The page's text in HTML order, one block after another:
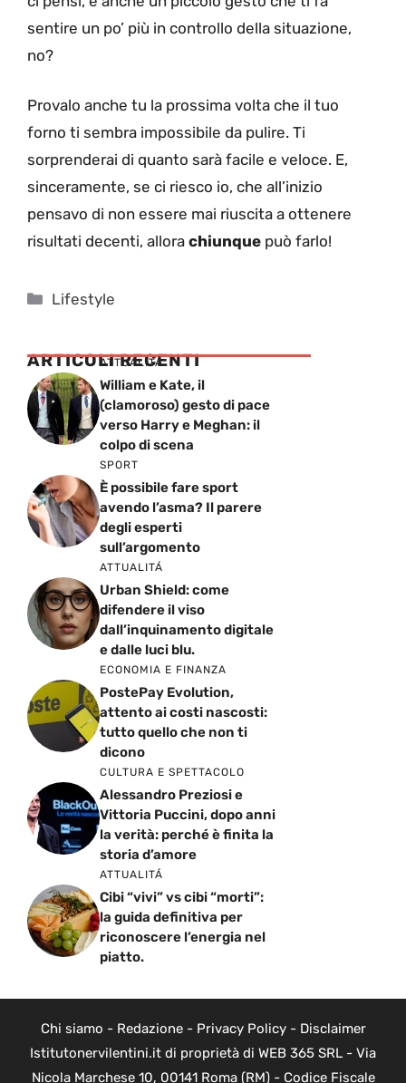
sentire un po’ più in controllo della situazione,
no?
Provalo anche tu la prossima volta che il tuo
forno ti sembra impossibile da pulire. Ti
sorprenderai di quanto sarà facile e veloce. E,
sinceramente, se ci riesco io, che all’inizio
pensavo di non essere mai riuscita a ottenere
risultati decenti, allora chiunque può farlo!
Categorie
Lifestyle
ARTICOLI RECENTI
ATTUALITÁ
William e Kate, il
(clamoroso) gesto di pace
verso Harry e Meghan: il
colpo di scena
SPORT
È possibile fare sport
avendo l’asma? Il parere
degli esperti
sull’argomento
ATTUALITÁ
Urban Shield: come
difendere il viso
dall’inquinamento digitale
e dalle luci blu.
ECONOMIA E FINANZA
PostePay Evolution,
attento ai costi nascosti:
tutto quello che non ti
dicono
CULTURA E SPETTACOLO
Alessandro Preziosi e
Vittoria Puccini, dopo anni
la verità: perché è finita la
storia d’amore
ATTUALITÁ
Cibi “vivi” vs cibi “morti”:
la guida definitiva per
riconoscere l’energia nel
piatto.
Chi siamo - Redazione- Privacy Policy- Disclaimer
Istitutonervilentini.it di proprietà di WEB 365 SRL - Via
Nicola Marchese 10, 00141 Roma (RM) - Codice Fiscale